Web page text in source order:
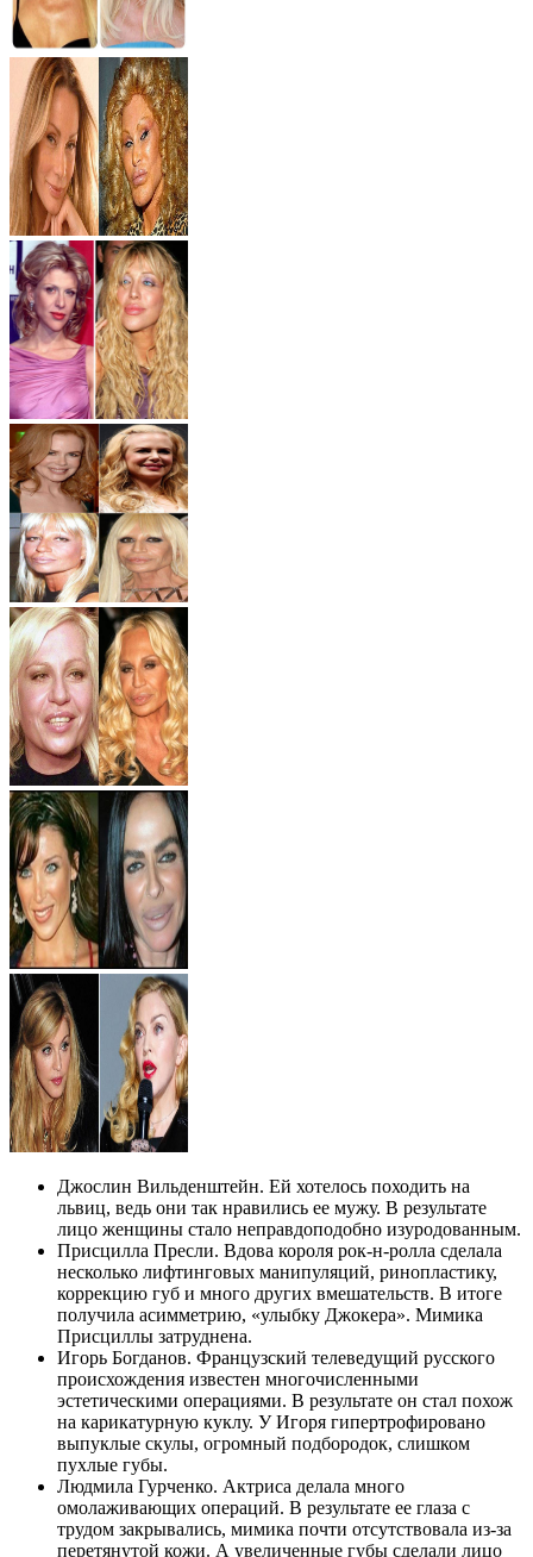
Джослин Вильденштейн. Ей хотелось походить на
львиц, ведь они так нравились ее мужу. В результате
лицо женщины стало неправдоподобно изуродованным.
Присцилла Пресли. Вдова короля рок-н-ролла сделала
несколько лифтинговых манипуляций, ринопластику,
коррекцию губ и много других вмешательств. В итоге
получила асимметрию, «улыбку Джокера». Мимика
Присциллы затруднена.
Игорь Богданов. Французский телеведущий русского
происхождения известен многочисленными
эстетическими операциями. В результате он стал похож
на карикатурную куклу. У Игоря гипертрофировано
выпуклые скулы, огромный подбородок, слишком
пухлые губы.
Людмила Гурченко. Актриса делала много
омолаживающих операций. В результате ее глаза с
трудом закрывались, мимика почти отсутствовала из-за
перетянутой кожи. А увеличенные губы сделали лицо